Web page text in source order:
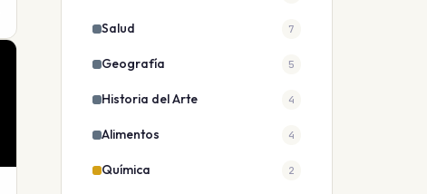
Salud 7
Geografía 5
Historia del Arte 4
Alimentos 4
Química 2